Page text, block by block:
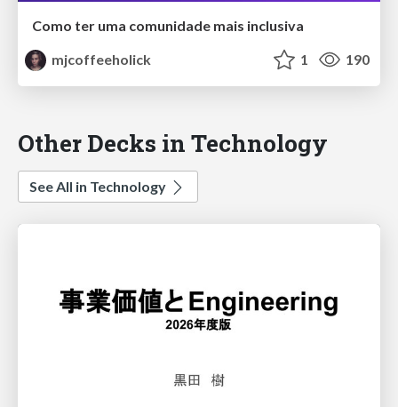
Como ter uma comunidade mais inclusiva
mjcoffeeholick
1 190
Other Decks in Technology
See All in Technology